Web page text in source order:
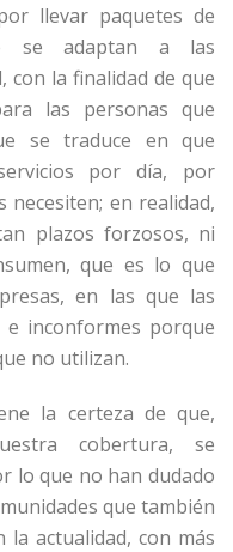
llevar paquetes de
se adaptan a las
con la finalidad de que
las personas que
se traduce en que
por día, por
en realidad,
plazos forzosos, ni
que es lo que
en las que las
e inconformes porque
no utilizan.
la certeza de que,
cobertura, se
lo que no han dudado
que también
la actualidad, con más